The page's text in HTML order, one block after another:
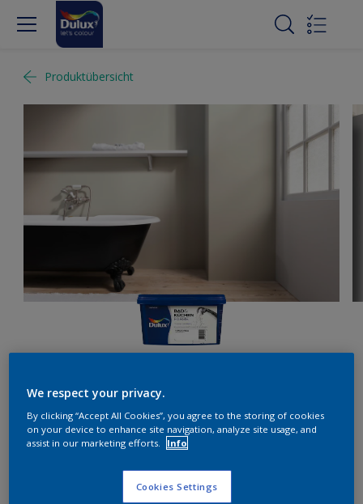
Produktübersicht
Nordicweiss Seidenmatt
Nur in einer Farbe verfügbar
We respect your privacy.
By clicking “Accept All Cookies”, you agree to the storing of cookies
on your device to enhance site navigation, analyze site usage, and
assist in our marketing efforts.
Info
Cookies Settings